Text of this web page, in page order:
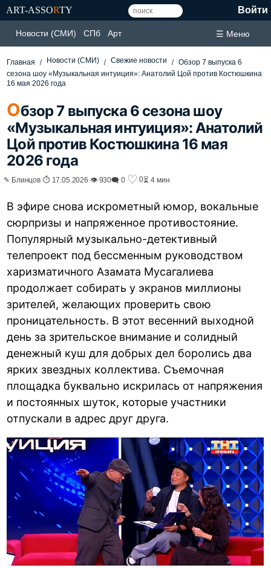
ART-ASSORTY Войти
Новости (СМИ) СПб Арт ☰ Меню
Главная Новости (СМИ) Свежие новости
Обзор 7 выпуска 6
сезона шоу «Музыкальная интуиция»: Анатолий Цой против Костюшкина
16 мая 2026 года
Обзор 7 выпуска 6 сезона шоу
«Музыкальная интуиция»: Анатолий
Цой против Костюшкина 16 мая
2026 года
✎ Блинцов ⏱ 17.05.2026 👁 930🗨 0 ♡ 0⏳ 4 мин
В эфире снова искрометный юмор, вокальные
сюрпризы и напряженное противостояние.
Популярный музыкально-детективный
телепроект под бессменным руководством
харизматичного Азамата Мусагалиева
продолжает собирать у экранов миллионы
зрителей, желающих проверить свою
проницательность. В этот весенний выходной
день за зрительское внимание и солидный
денежный куш для добрых дел боролись два
ярких звездных коллектива. Съемочная
площадка буквально искрилась от напряжения
и постоянных шуток, которые участники
отпускали в адрес друг друга.